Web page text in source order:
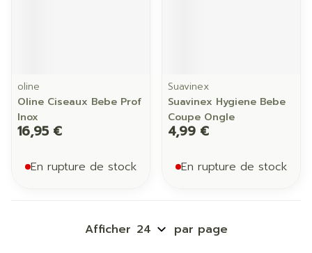
oline
Oline Ciseaux Bebe Prof
Inox
16,95 €
En rupture de stock
Suavinex
Suavinex Hygiene Bebe
Coupe Ongle
4,99 €
En rupture de stock
Afficher par page